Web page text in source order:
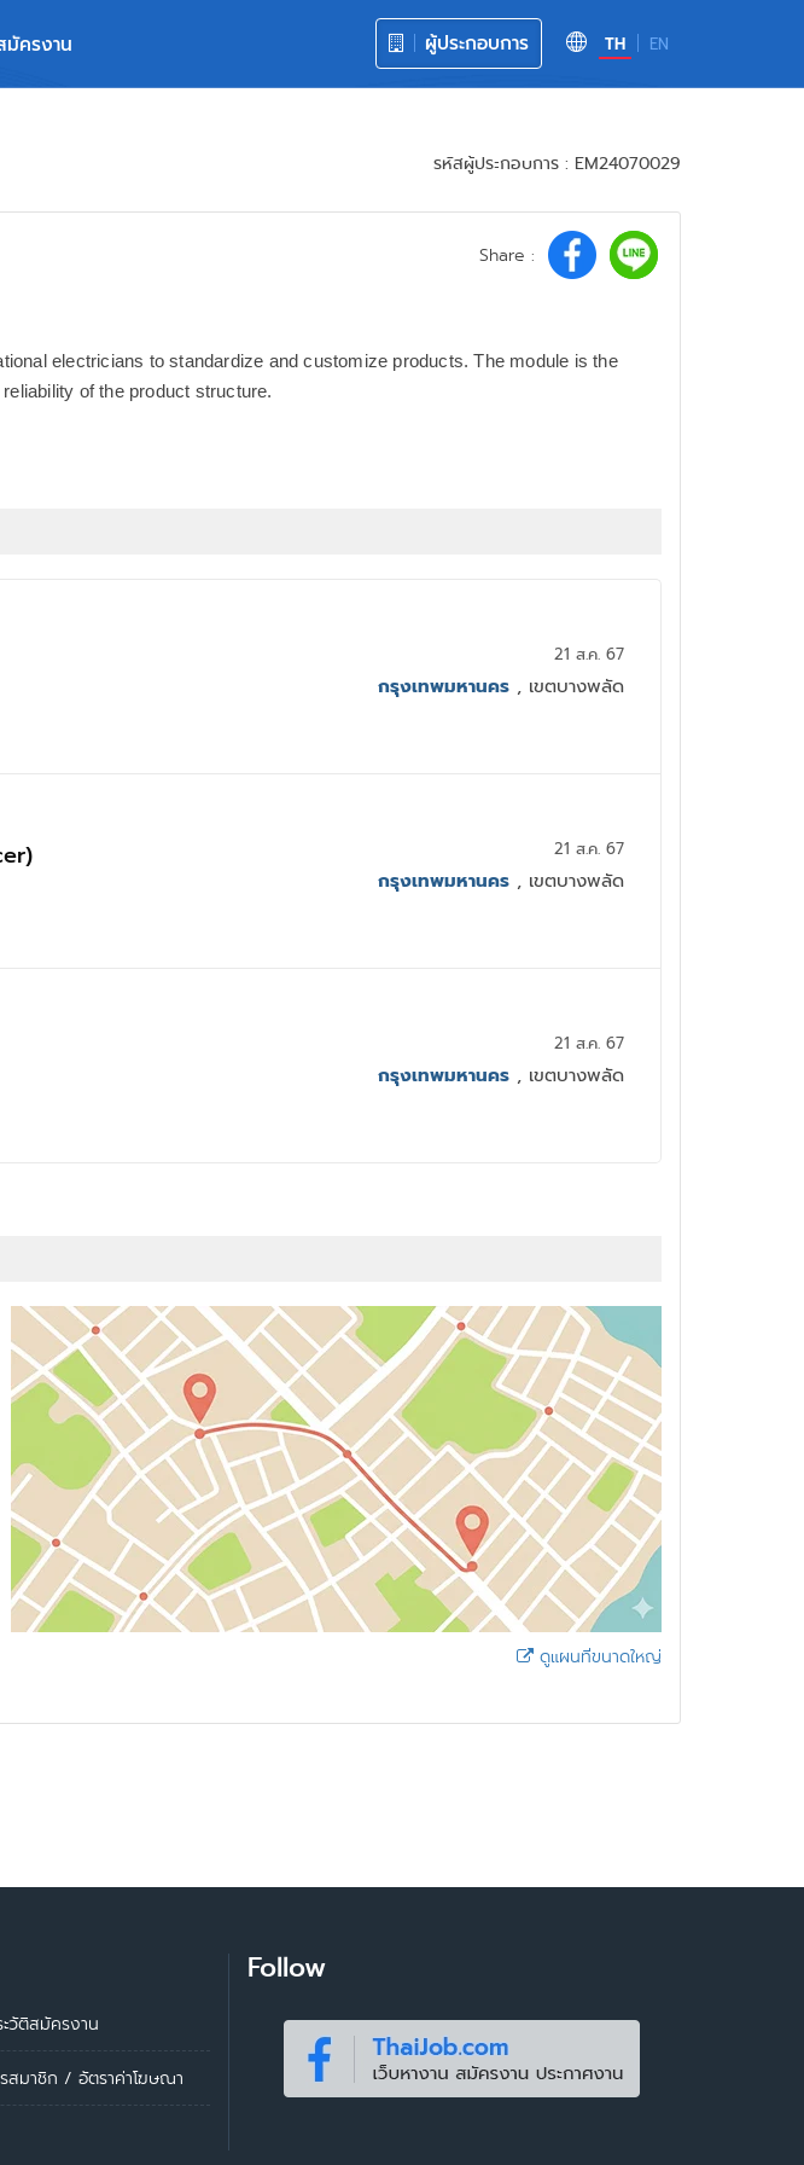
TH EN
ผู้ประกอบการ
มัครงาน
รหัสผู้ประกอบการ : EM24070029
Share :
electricians to standardize and customize products. The module is the
of the product structure.
21 ส.ค. 67
กรุงเทพมหานคร, เขตบางพลัด
21 ส.ค. 67
กรุงเทพมหานคร, เขตบางพลัด
21 ส.ค. 67
กรุงเทพมหานคร, เขตบางพลัด
ดูแผนที่ขนาดใหญ่
วัติสมัครงาน
สมาชิก / อัตราค่าโฆษณา
Follow